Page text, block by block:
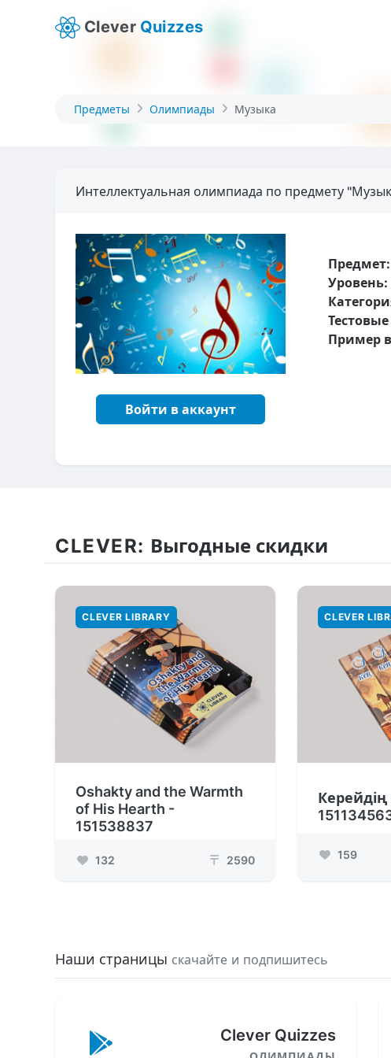
Clever Quizzes
Предметы Олимпиады Музыка
Интеллектуальная олимпиада по предмету
Войти в аккаунт
Предмет:
Уровень:
Пример
CLEVER: Выгодные скидки
CLEVER LIBRARY
Oshakty and the Warmth
of His Hearth -
151538837
132 ₸ 2590
CLEVER
Керейдің
159
Наши страницы скачайте и подпишитесь
Clever Quizzes